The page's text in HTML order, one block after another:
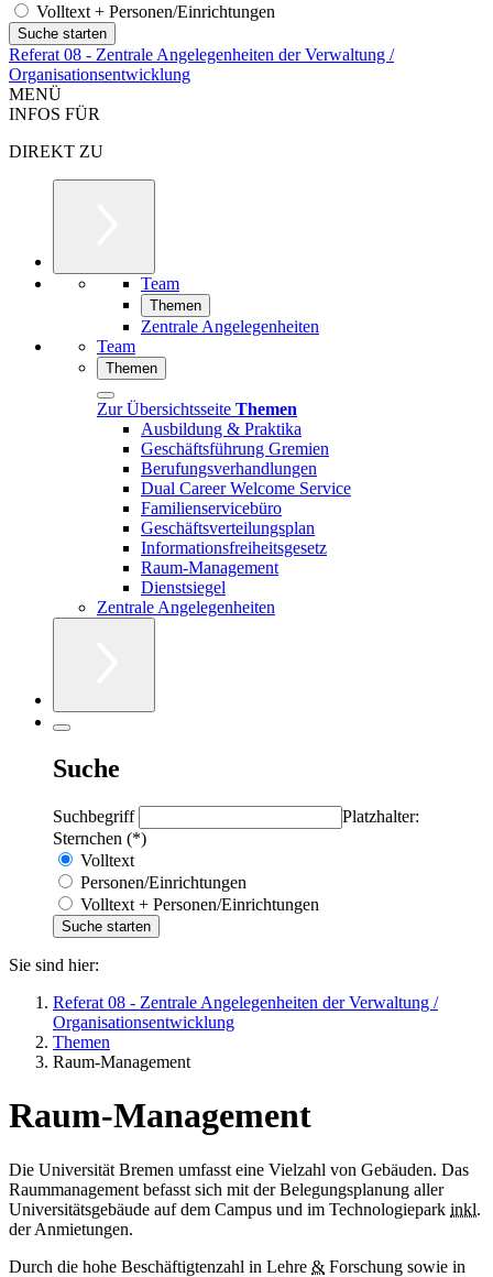
Volltext + Personen/Einrichtungen
Referat 08 - Zentrale Angelegenheiten der Verwaltung /
Organisationsentwicklung
MENÜ
INFOS FÜR
DIREKT ZU
Team
Themen
Zentrale Angelegenheiten
Team
Themen
Zur Übersichtsseite Themen
Ausbildung & Praktika
Geschäftsführung Gremien
Berufungsverhandlungen
Dual Career Welcome Service
Familienservicebüro
Geschäftsverteilungsplan
Informationsfreiheitsgesetz
Raum-Management
Dienstsiegel
Zentrale Angelegenheiten
Suche
Suchbegriff
Platzhalter:
Sternchen (*)
Volltext
Personen/Einrichtungen
Volltext + Personen/Einrichtungen
Sie sind hier:
Referat 08 - Zentrale Angelegenheiten der Verwaltung /
Organisationsentwicklung
Themen
Raum-Management
Raum-Management
Die Universität Bremen umfasst eine Vielzahl von Gebäuden. Das
Raummanagement befasst sich mit der Belegungsplanung aller
Universitätsgebäude auf dem Campus und im Technologiepark inkl.
der Anmietungen.
Durch die hohe Beschäftigtenzahl in Lehre & Forschung sowie in